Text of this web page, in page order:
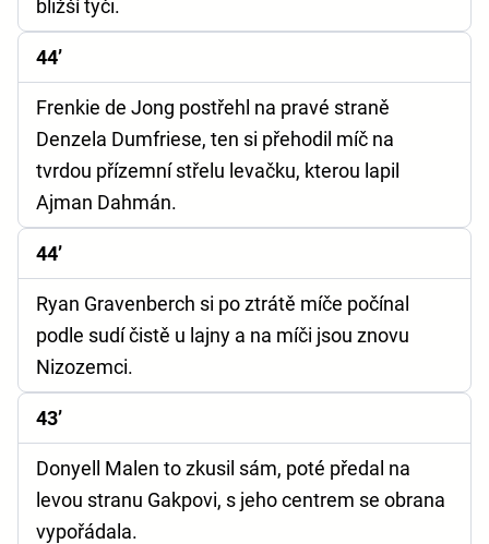
bližší tyči.
44’
Frenkie de Jong postřehl na pravé straně
Denzela Dumfriese, ten si přehodil míč na
tvrdou přízemní střelu levačku, kterou lapil
Ajman Dahmán.
44’
Ryan Gravenberch si po ztrátě míče počínal
podle sudí čistě u lajny a na míči jsou znovu
Nizozemci.
43’
Donyell Malen to zkusil sám, poté předal na
levou stranu Gakpovi, s jeho centrem se obrana
vypořádala.